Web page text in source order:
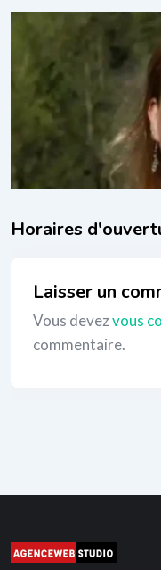
Sylvia Joris
il y a 1 an
Aromathérapie
_
Laisser un
Vous devezvous
commentaire.